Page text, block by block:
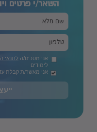
ברחוב היצירה
בחיפה וירושלים.
השאר/י פרטים
אני מסכים/ה לתנאי
לימודים
אני מאשר/ת קבלת